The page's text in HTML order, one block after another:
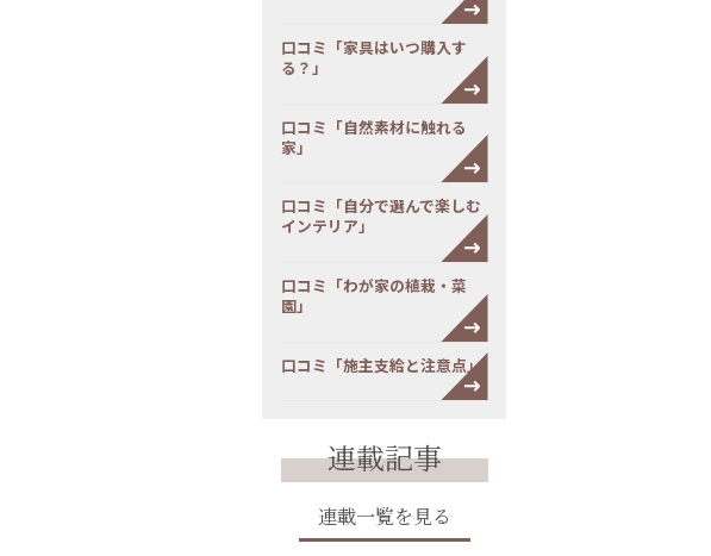
口コミ「家具はいつ購入す
る？」
口コミ「自然素材に触れる
家」
口コミ「自分で選んで楽しむ
インテリア」
口コミ「わが家の植栽・菜
園」
口コミ「施主支給と注意点」
連載記事
連載一覧を見る